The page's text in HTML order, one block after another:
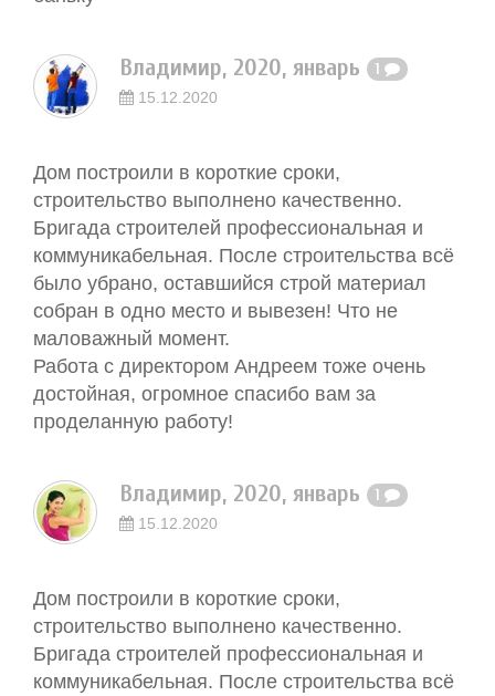
Владимир, 2020, январь 1
15.12.2020
Дом построили в короткие сроки,
строительство выполнено качественно.
Бригада строителей профессиональная и
коммуникабельная. После строительства всё
было убрано, оставшийся строй материал
собран в одно место и вывезен! Что не
маловажный момент.
Работа с директором Андреем тоже очень
достойная, огромное спасибо вам за
проделанную работу!
Владимир, 2020, январь 1
15.12.2020
Дом построили в короткие сроки,
строительство выполнено качественно.
Бригада строителей профессиональная и
коммуникабельная. После строительства всё